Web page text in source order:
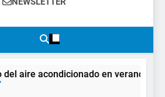
Atención Primaria,
Especialistas, Farmacia, Etc…
aire acondicionado en verano: